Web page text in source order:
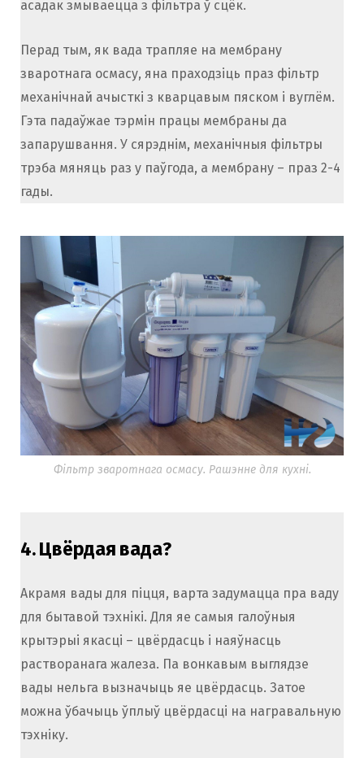
асадак змываецца з фільтра ў сцёк.
Перад тым, як вада трапляе на мембрану
зваротнага осмасу, яна праходзіць праз фільтр
механічнай ачысткі з кварцавым пяском і вуглём.
Гэта падаўжае тэрмін працы мембраны да
запарушвання. У сярэднім, механічныя фільтры
трэба мяняць раз у паўгода, а мембрану – праз 2-4
гады.
Фільтр зваротнага осмасу. Рашэнне для кухні.
4.Цвёрдая вада?
Акрамя вады для піцця, варта задумацца пра ваду
для бытавой тэхнікі. Для яе самыя галоўныя
крытэрыі якасці – цвёрдасць і наяўнасць
растворанага жалеза. Па вонкавым выглядзе
вады нельга вызначыць яе цвёрдасць. Затое
можна ўбачыць ўплыў цвёрдасці на награвальную
тэхніку.